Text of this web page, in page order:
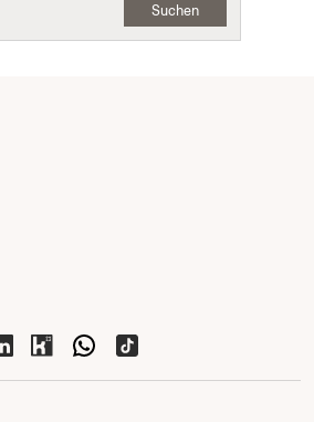
Suchen